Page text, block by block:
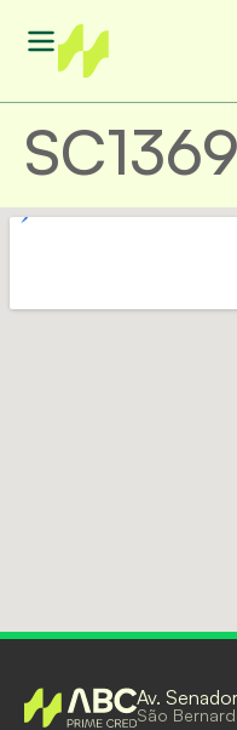
SC1369
Av.
São